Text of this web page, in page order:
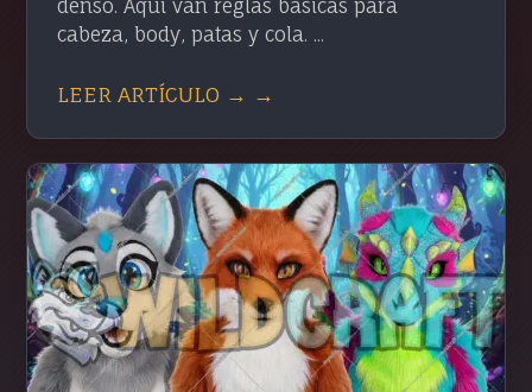
denso. Aquí van reglas básicas para
cabeza, body, patas y cola. ...
LEER ARTÍCULO → →